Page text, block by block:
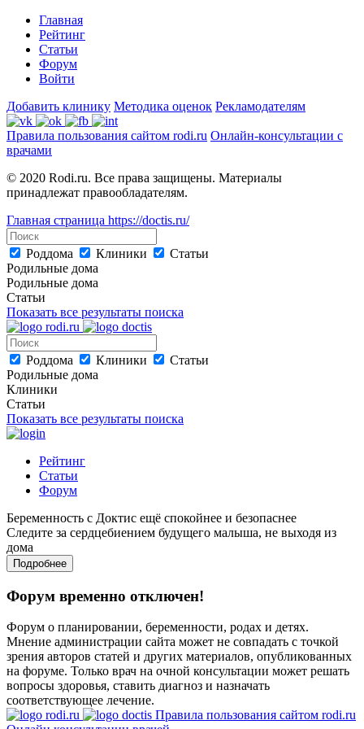
Главная
Рейтинг
Статьи
Форум
Войти
Добавить клинику Методика оценок Рекламодателям
Правила пользования сайтом rodi.ru Онлайн-консультации с
врачами
© 2020 Rodi.ru. Все права защищены. Материалы
принадлежат правообладателям.
Главная страница https://doctis.ru/
Роддома Клиники
Статьи
Родильные дома
Родильные дома
Статьи
Показать все результаты поиска
Роддома Клиники
Статьи
Родильные дома
Клиники
Статьи
Показать все результаты поиска
Рейтинг
Статьи
Форум
Беременность с Доктис ещё спокойнее и безопаснее
Следите за сердцебиением будущего малыша, не выходя из
дома
Подробнее
Форум временно отключен!
Форум о планировании, беременности, родах и детях.
Мнение администрации сайта может не совпадать с точкой
зрения авторов статей и других материалов, опубликованных
на форуме. Только врач на очной консультации может решать
вопросы здоровья, ставить диагноз и назначать
соответствующее лечение.
Правила пользования сайтом rodi.ru